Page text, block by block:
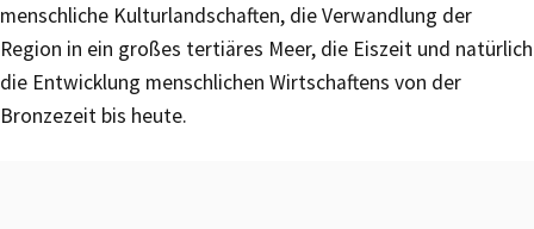
menschliche Kulturlandschaften, die Verwandlung der
Region in ein großes tertiäres Meer, die Eiszeit und natürlich
die Entwicklung menschlichen Wirtschaftens von der
Bronzezeit bis heute.